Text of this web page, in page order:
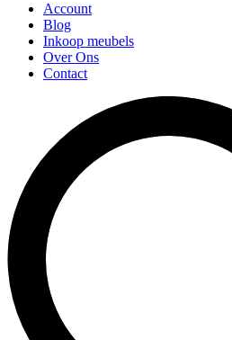
Account
Blog
Inkoop meubels
Over Ons
Contact